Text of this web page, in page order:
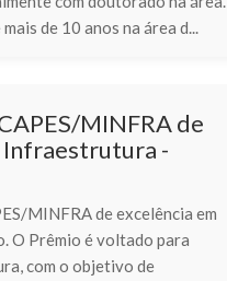
de 10 anos na área d...
MINFRA de
Infraestrutura -
MINFRA de excelência em
O Prêmio é voltado para
com o objetivo de